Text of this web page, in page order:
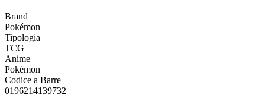
Brand
Pokémon
Tipologia
TCG
Anime
Pokémon
Codice a Barre
0196214139732